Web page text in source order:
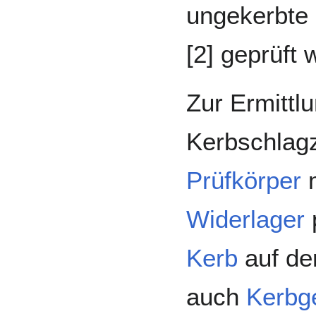
[2] geprüft
Zur
Prüfkörper
Widerlager
Kerb auf
auch